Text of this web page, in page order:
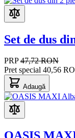
Set de dus
PRP 47,72 RON
Pret special 40,56
Adaugă